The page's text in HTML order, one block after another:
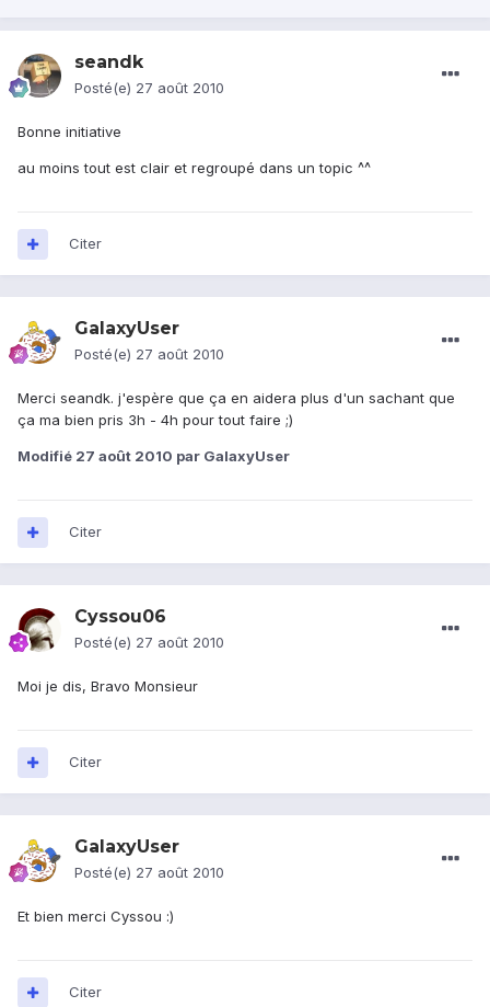
seandk
Posté(e) 27 août 2010
Bonne initiative
au moins tout est clair et regroupé dans un topic ^^
Citer
GalaxyUser
Posté(e) 27 août 2010
Merci seandk. j'espère que ça en aidera plus d'un sachant que
ça ma bien pris 3h - 4h pour tout faire ;)
Modifié 27 août 2010 par GalaxyUser
Citer
Cyssou06
Posté(e) 27 août 2010
Moi je dis, Bravo Monsieur
Citer
GalaxyUser
Posté(e) 27 août 2010
Et bien merci Cyssou :)
Citer